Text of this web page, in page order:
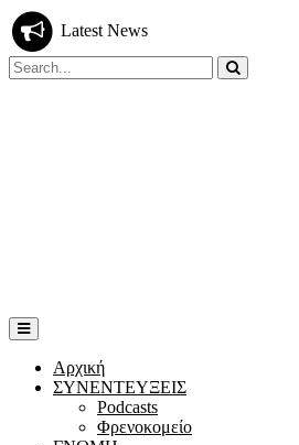
Latest News
Search
for:
Αρχική
ΣΥΝΕΝΤΕΥΞΕΙΣ
Podcasts
Φρενοκομείο